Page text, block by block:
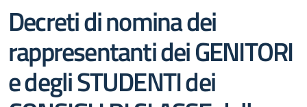
Decreti di nomina dei
rappresentanti dei GENITORI
e degli STUDENTI dei